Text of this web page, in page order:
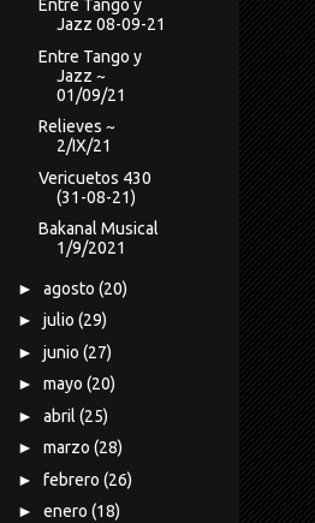
Entre Tango y
Jazz 08-09-21
Entre Tango y
Jazz ~
01/09/21
Relieves ~
2/IX/21
Vericuetos 430
(31-08-21)
Bakanal Musical
1/9/2021
► agosto (20)
► julio (29)
► junio (27)
► mayo (20)
► abril (25)
► marzo (28)
► febrero (26)
► enero (18)